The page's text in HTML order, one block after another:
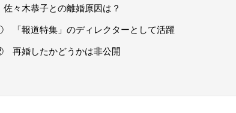
々木恭子との離婚原因は？
「報道特集」のディレクターとして活躍
再婚したかどうかは非公開